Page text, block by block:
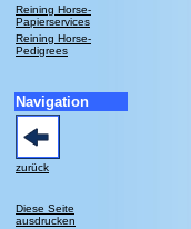
Reining Horse-
Papierservices
Reining Horse-
Pedigrees
Navigation
zurück
Diese Seite
ausdrucken